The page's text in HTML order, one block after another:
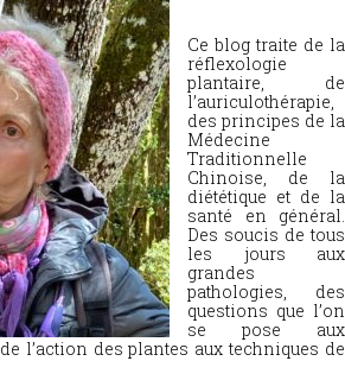
Ce blog traite de la
réflexologie
plantaire, de
l’auriculothérapie,
des principes de la
Médecine
Traditionnelle
Chinoise, de la
diététique et de la
santé en général.
Des soucis de tous
les jours aux
grandes
pathologies, des
questions que l’on
se pose aux
l’action des plantes aux techniques de